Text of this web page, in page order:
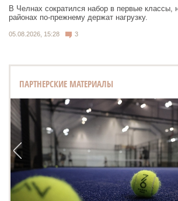
В Челнах сократился набор в первые классы,
районах по-прежнему держат нагрузку.
05.08.2026, 15:28 3
ПАРТНЕРСКИЕ МАТЕРИАЛЫ